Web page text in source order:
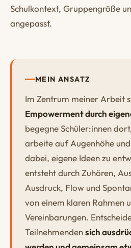
Schulkontext, Gruppengröße
angepasst.
MEIN ANSATZ
Im Zentrum meiner Arbeit
Empowerment durch
begegne Schüler:innen
arbeite auf Augenhöhe
dabei, eigene Ideen zu
entsteht durch Zuhören,
Ausdruck, Flow und
von einem klaren Rahmen
Vereinbarungen.
Teilnehmendensich